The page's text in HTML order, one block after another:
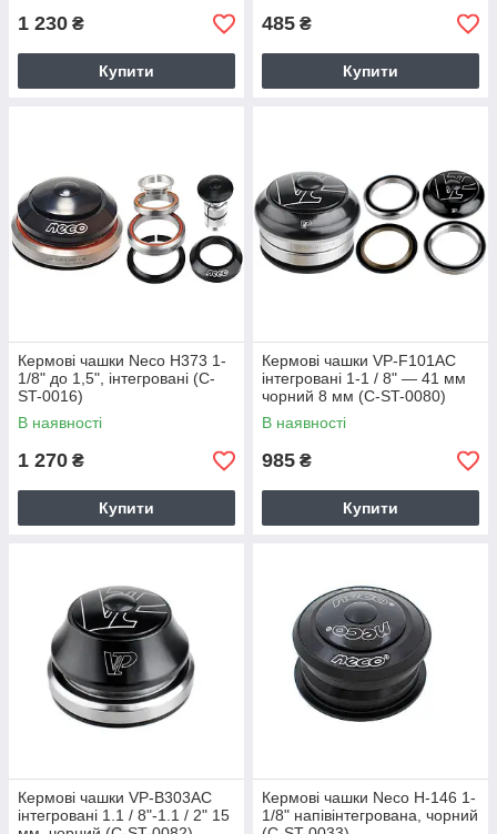
1 230 ₴
Купити
485 ₴
Купити
Кермові чашки Neco H373 1-
1/8" до 1,5", інтегровані (C-
ST-0016)
В наявності
1 270 ₴
Купити
Кермові чашки VP-F101AC
інтегровані 1-1 / 8" — 41 мм
чорний 8 мм (C-ST-0080)
В наявності
985 ₴
Купити
Кермові чашки VP-B303AC
інтегровані 1.1 / 8"-1.1 / 2" 15
Кермові чашки Neco H-146 1-
1/8" напівінтегрована, чорний